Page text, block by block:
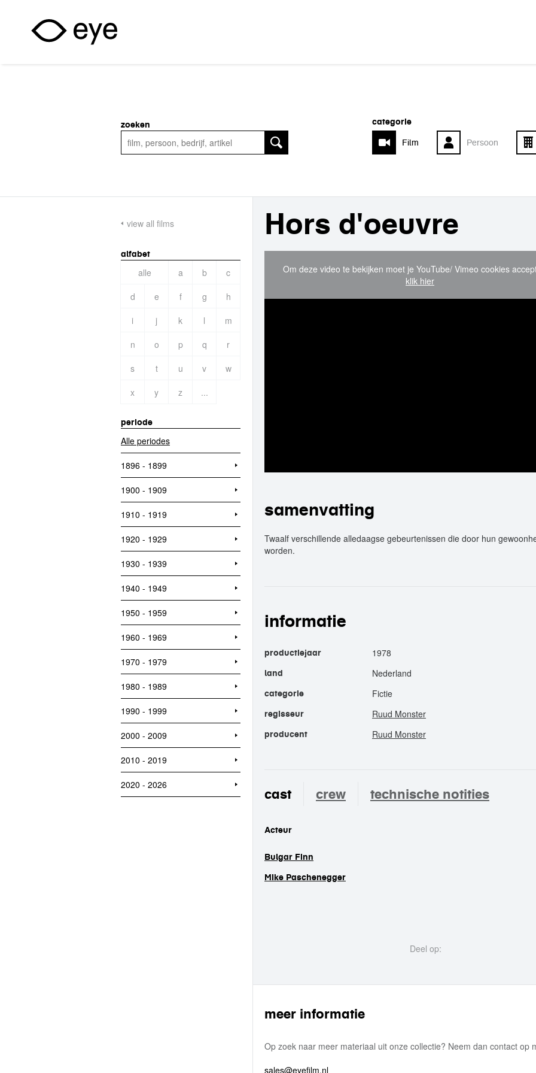
categorie
Film
Persoon
zoeken
view all films
alfabet
alle a b
c
d
e f g
h
i
j k l
m
n
o p q
r
s
t u v
w
x
y z ...
periode
Alle periodes
1896 - 1899
1900 - 1909
1910 - 1919
1920 - 1929
1930 - 1939
1940 - 1949
1950 - 1959
1960 - 1969
1970 - 1979
1980 - 1989
1990 - 1999
2000 - 2009
2010 - 2019
2020 - 2026
Hors d'oeuvre
Om deze video te bekijken moet je YouTube/ Vimeo cookies
klik hier
samenvatting
Twaalf verschillende alledaagse gebeurtenissen die door hun
worden.
informatie
productiejaar 1978
land Nederland
categorie Fictie
regisseur Ruud Monster
producent Ruud Monster
cast crew technische notities
cast
Acteur
Bulgar Finn
Mike Paschenegger
Deel op:
meer informatie
Op zoek naar meer materiaal uit onze collectie? Neem dan contact op
sales@eyefilm.nl